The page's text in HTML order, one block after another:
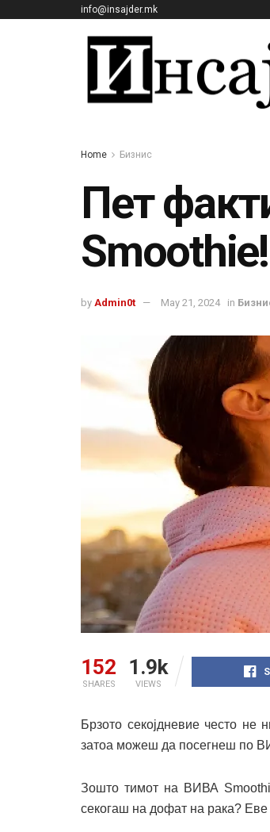
info@insajder.mk
Home Бизнис
Пет
Smoothie!
by Admin0t May 21, 2024 in
152
SHARES
1.9k
VIEWS
Брзото секојдневие често
затоа можеш да посегнеш по
Зошто тимот на ВИВА
секогаш на дофат на рака?